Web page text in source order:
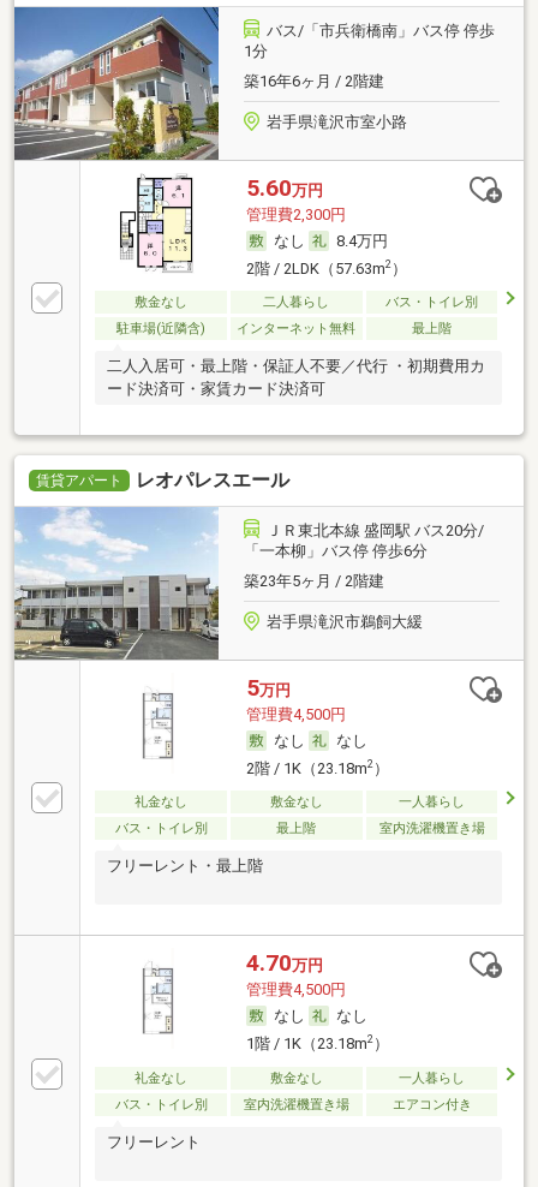
バス/「市兵衛橋南」バス停 停歩
1分
築16年6ヶ月 / 2階建
岩手県滝沢市室小路
5.60万円
管理費2,300円
なし
8.4万円
2階 / 2LDK（57.63m2）
敷金なし 二人暮らし
バス・トイレ別
駐車場(近隣含)
インターネット無料 最上階
二人入居可・最上階・保証人不要／代行 ・初期費用カ
ード決済可・家賃カード決済可
賃貸アパート レオパレスエール
ＪＲ東北本線 盛岡駅 バス20分/
「一本柳」バス停 停歩6分
築23年5ヶ月 / 2階建
岩手県滝沢市鵜飼大緩
5万円
管理費4,500円
なし
なし
2階 / 1K（23.18m2）
礼金なし 敷金なし
一人暮らし
バス・トイレ別
最上階 室内洗濯機置き場
フリーレント・最上階
4.70万円
管理費4,500円
なし
なし
1階 / 1K（23.18m2）
礼金なし 敷金なし
一人暮らし
バス・トイレ別
室内洗濯機置き場 エアコン付き
フリーレント